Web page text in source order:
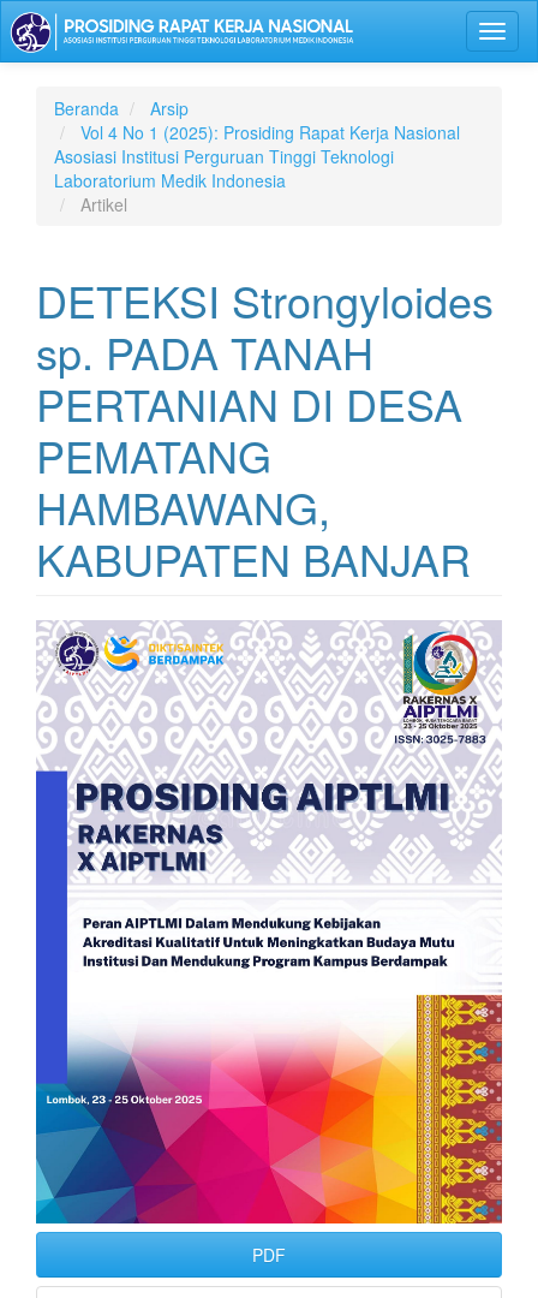
Lompat
ke
isi
Navigasi
Utama
Isi
Utama
Bilah
Beranda
Arsip
Vol 4 No 1 (2025): Prosiding Rapat Kerja Nasional
Asosiasi Institusi Perguruan Tinggi Teknologi
Laboratorium Medik Indonesia
Artikel
DETEKSI Strongyloides
sp. PADA TANAH
PERTANIAN DI DESA
PEMATANG
HAMBAWANG,
KABUPATEN BANJAR
Bilah
Samping
Artikel
PDF